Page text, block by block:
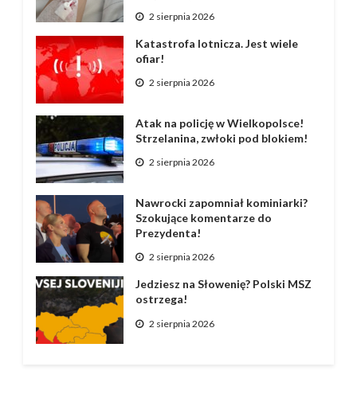
2 sierpnia 2026
Katastrofa lotnicza. Jest wiele
ofiar!
2 sierpnia 2026
Atak na policję w Wielkopolsce!
Strzelanina, zwłoki pod blokiem!
2 sierpnia 2026
Nawrocki zapomniał kominiarki?
Szokujące komentarze do
Prezydenta!
2 sierpnia 2026
Jedziesz na Słowenię? Polski MSZ
ostrzega!
2 sierpnia 2026